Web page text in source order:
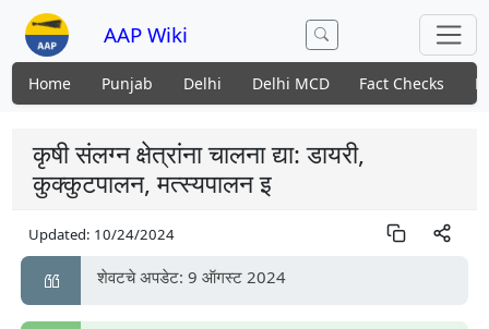
AAP Wiki
Home Punjab Delhi Delhi MCD Fact Checks
कृषी संलग्न क्षेत्रांना चालना द्या: डायरी,
कुक्कुटपालन, मत्स्यपालन इ
Updated: 10/24/2024
शेवटचे अपडेट: 9 ऑगस्ट 2024